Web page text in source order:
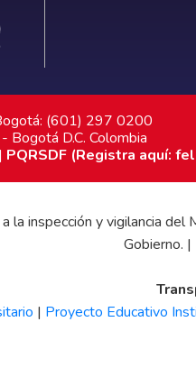
(601) 297 0200
Bogotá D.C. Colombia
| PQRSDF (Registra aquí:
la inspección y vigilancia
Gobierno.
| Proyecto Educativo